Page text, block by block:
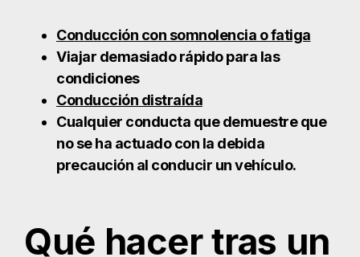
Qué hacer tras un
accidente de
tráfico
que usted debe tratar de hacer si usted es
físicamente capaz. Su éxito con la presentación